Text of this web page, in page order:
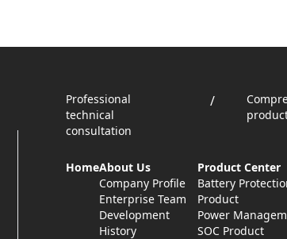
Professional
technical
consultation
/
HomeAbout Us
Company Profile
Enterprise Team
Development
History
Product Center
Battery
Product
Power
SOC Product